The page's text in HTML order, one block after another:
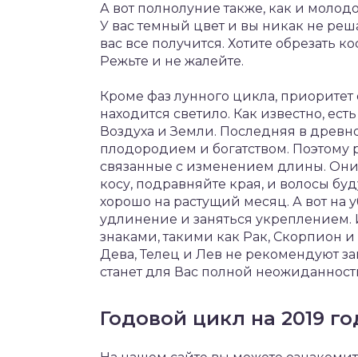
А вот полнолуние также, как и
У вас темный цвет и вы никак не
вас все получится. Хотите обрезать
Режьте и не жалейте.
Кроме фаз лунного цикла,
находится светило. Как известно,
Воздуха и Земли. Последняя в
плодородием и богатством.
связанные с изменением длины.
косу, подравняйте края, и волосы
хорошо на растущий месяц. А вот
удлинение и заняться
знаками, такими как Рак, Скорпион
Дева, Телец и Лев не рекомендуют
станет для Вас полной
Годовой цикл на 2019